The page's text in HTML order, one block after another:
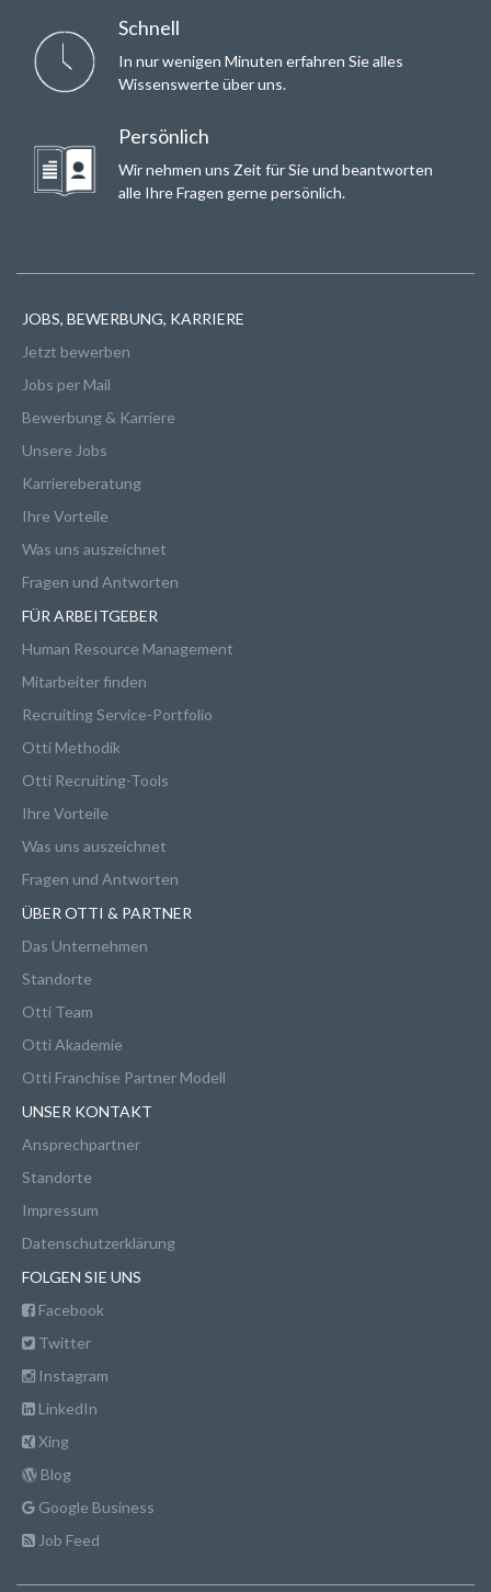
Schnell
In nur wenigen Minuten erfahren Sie alles
Wissenswerte über uns.
Persönlich
Wir nehmen uns Zeit für Sie und beantworten
alle Ihre Fragen gerne persönlich.
JOBS, BEWERBUNG, KARRIERE
Jetzt bewerben
Jobs per Mail
Bewerbung & Karriere
Unsere Jobs
Karriereberatung
Ihre Vorteile
Was uns auszeichnet
Fragen und Antworten
FÜR ARBEITGEBER
Human Resource Management
Mitarbeiter finden
Recruiting Service-Portfolio
Otti Methodik
Otti Recruiting-Tools
Ihre Vorteile
Was uns auszeichnet
Fragen und Antworten
ÜBER OTTI & PARTNER
Das Unternehmen
Standorte
Otti Team
Otti Akademie
Otti Franchise Partner Modell
UNSER KONTAKT
Ansprechpartner
Standorte
Impressum
Datenschutzerklärung
FOLGEN SIE UNS
Facebook
Twitter
Instagram
LinkedIn
Xing
Blog
Google Business
Job Feed